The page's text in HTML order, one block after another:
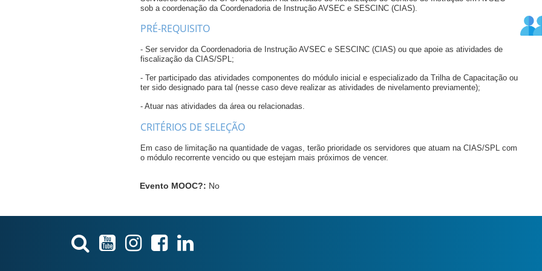
sob a coordenação da Coordenadoria de Instrução AVSEC e SESCINC (CIAS).
PRÉ-REQUISITO
- Ser servidor da Coordenadoria de Instrução AVSEC e SESCINC (CIAS) ou que apoie as atividades de
fiscalização da CIAS/SPL;
- Ter participado das atividades componentes do módulo inicial e especializado da Trilha de Capacitação ou
ter sido designado para tal (nesse caso deve realizar as atividades de nivelamento previamente);
- Atuar nas atividades da área ou relacionadas.
CRITÉRIOS DE SELEÇÃO
Em caso de limitação na quantidade de vagas, terão prioridade os servidores que atuam na CIAS/SPL com
o módulo recorrente vencido ou que estejam mais próximos de vencer.
Evento MOOC?: No